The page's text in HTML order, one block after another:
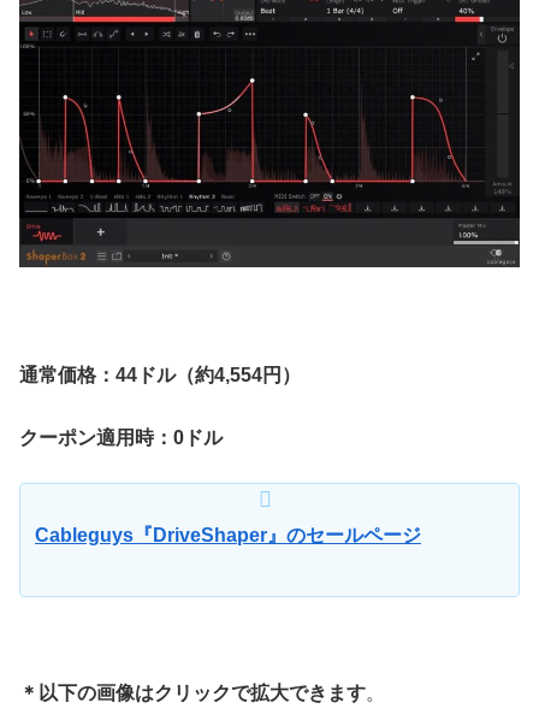
通常価格：44ドル（約4,554円）
クーポン適用時：0ドル
Cableguys『DriveShaper』のセールページ
＊以下の画像はクリックで拡大できます。